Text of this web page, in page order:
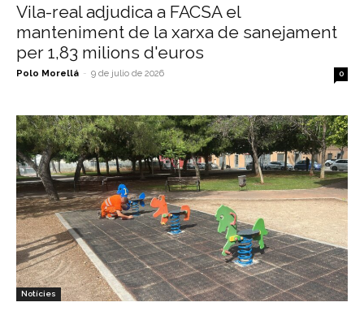
Vila-real adjudica a FACSA el
manteniment de la xarxa de sanejament
per 1,83 milions d'euros
Polo Morellá - 9 de julio de 2026 0
Notícies